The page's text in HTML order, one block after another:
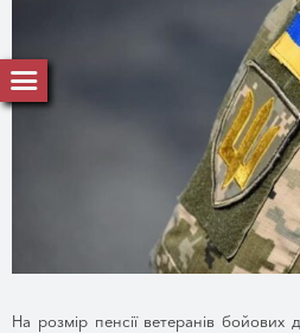
На розмір пенсії ветеранів бойових